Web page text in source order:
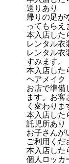
送りあり
帰りの足が
ってもらえ
本入店し
レンタル衣
レンタル衣
すみます。
本入店し
ヘアメイク
お店で準備
ます。お客
く変わりま
本入店し
託児所あり
お子さんが
ご利用くだ
本入店し
個人ロッカ